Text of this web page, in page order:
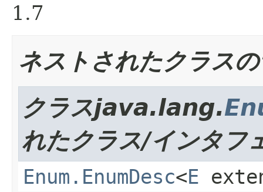
1.7
ネストされたクラス
クラスjava.lang.
れたクラス/インタフ
Enum.EnumDesc<E